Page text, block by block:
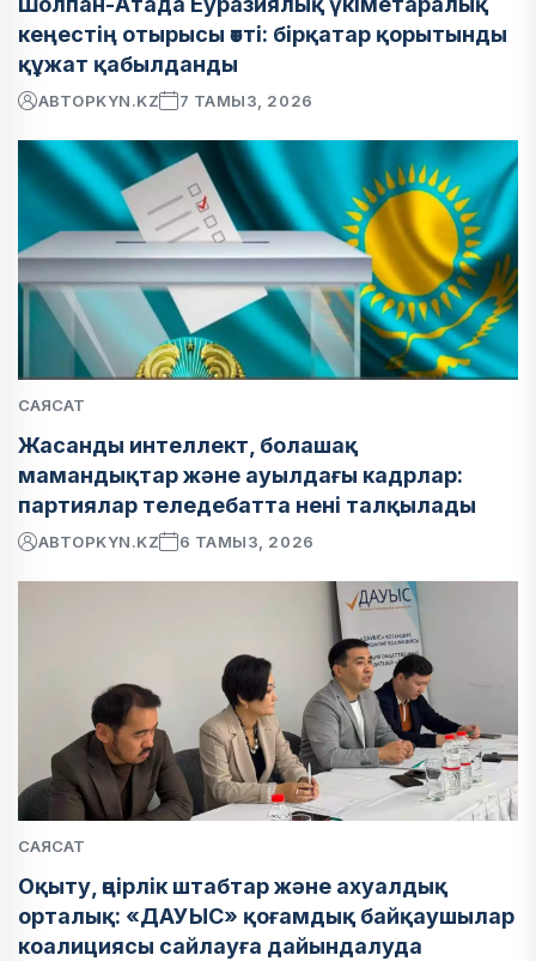
кеңестің отырысы өтті: бірқатар қорытынды
құжат қабылданды
АВТОРKYN.KZ 7 ТАМЫЗ, 2026
САЯСАТ
Жасанды интеллект, болашақ
мамандықтар және ауылдағы кадрлар:
партиялар теледебатта нені талқылады
АВТОРKYN.KZ 6 ТАМЫЗ, 2026
САЯСАТ
Оқыту, өңірлік штабтар және ахуалдық
орталық: «ДАУЫС» қоғамдық байқаушылар
коалициясы сайлауға дайындалуда